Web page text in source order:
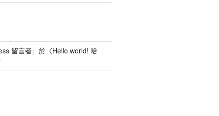
留言者」於〈Hello world! 哈